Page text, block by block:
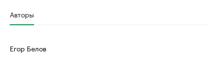
Авторы
Егор Белов